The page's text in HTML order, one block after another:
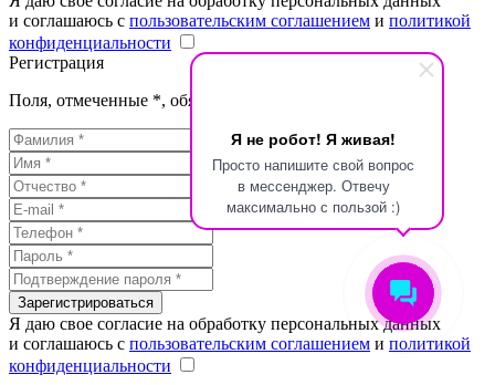
Я не робот! Я живая!
Просто напишите свой вопрос
в мессенджер. Отвечу
максимально с пользой :)
и соглашаюсь с пользовательским соглашением и политикой
конфиденциальности
Регистрация
Поля, отмеченные *, обязательны для заполнения
Зарегистрироваться
Я даю свое согласие на обработку персональных данных
и соглашаюсь с пользовательским соглашением и политикой
конфиденциальности